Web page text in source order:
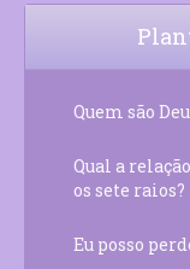
Quem são
Qual a
os sete raios?
Eu posso